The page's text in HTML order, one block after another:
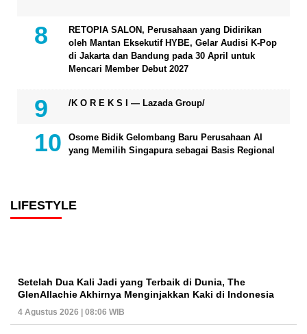
RETOPIA SALON, Perusahaan yang Didirikan
oleh Mantan Eksekutif HYBE, Gelar Audisi K-Pop
di Jakarta dan Bandung pada 30 April untuk
Mencari Member Debut 2027
/K O R E K S I — Lazada Group/
Osome Bidik Gelombang Baru Perusahaan AI
yang Memilih Singapura sebagai Basis Regional
LIFESTYLE
Setelah Dua Kali Jadi yang Terbaik di Dunia, The
GlenAllachie Akhirnya Menginjakkan Kaki di Indonesia
4 Agustus 2026 | 08:06 WIB